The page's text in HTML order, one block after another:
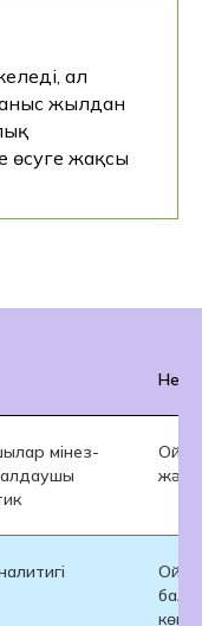
ал
жылдан
өсуге жақсы
Не
мінез-
және